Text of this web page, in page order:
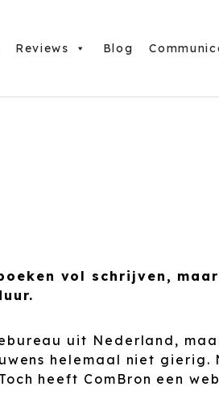
Blog
Reviews
vol schrijven,
uit Nederland,
helemaal niet gierig.
heeft ComBron een